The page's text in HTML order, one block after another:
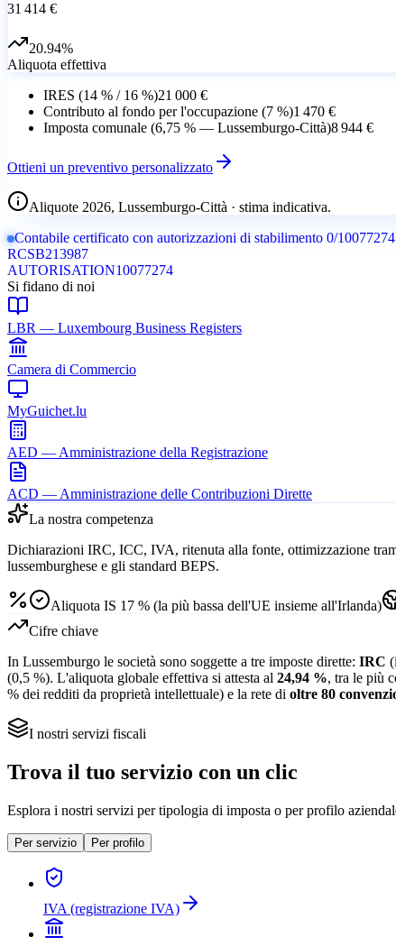
31 414 €
20.94%
Aliquota effettiva
IRES (14 % / 16 %)21 000 €
Contributo al fondo per l'occupazione (7 %)1 470 €
Imposta comunale (6,75 % — Lussemburgo-Città)8 944 €
Ottieni un preventivo personalizzato
Aliquote 2026, Lussemburgo-Città · stima indicativa.
Contabile certificato con autorizzazioni di stabilimento 0/
RCSB213987
AUTORISATION10077274
Si fidano di noi
LBR — Luxembourg Business Registers
Camera di Commercio
MyGuichet.lu
AED — Amministrazione della Registrazione
ACD — Amministrazione delle Contribuzioni Dirette
La nostra competenza
Dichiarazioni IRC, ICC, IVA, ritenuta alla fonte, ottimizzazione
lussemburghese e gli standard BEPS.
Aliquota IS 17 % (la più bassa dell'UE insieme all'Irlanda)
Cifre chiave
In Lussemburgo le società sono soggette a tre imposte dirette: IRC
(0,5 %). L'aliquota globale effettiva si attesta al 24,94 %, tra le più
% dei redditi da proprietà intellettuale) e la rete di oltre 80
I nostri servizi fiscali
Trova il tuo servizio con un clic
Esplora i nostri servizi per tipologia di imposta o per profilo
Per servizio Per profilo
IVA (registrazione IVA)